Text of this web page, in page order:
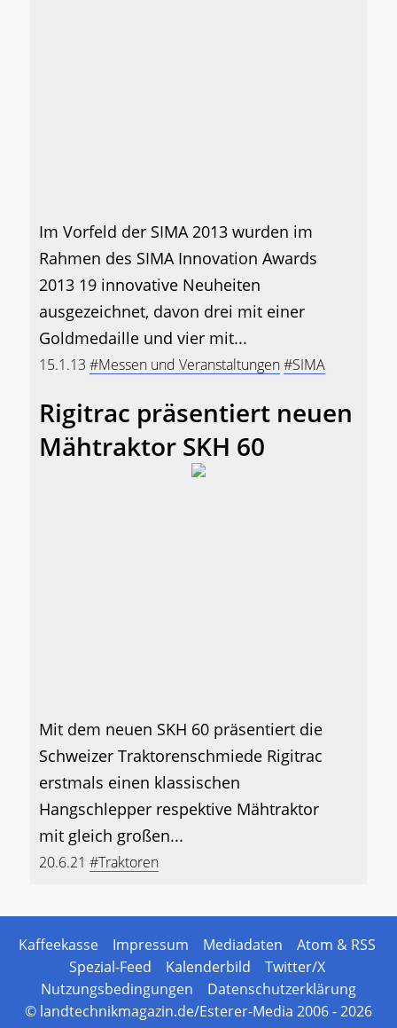
Im Vorfeld der SIMA 2013 wurden im
Rahmen des SIMA Innovation Awards
2013 19 innovative Neuheiten
ausgezeichnet, davon drei mit einer
Goldmedaille und vier mit...
15.1.13 #Messen und Veranstaltungen#SIMA
Rigitrac präsentiert neuen
Mähtraktor SKH 60
Mit dem neuen SKH 60 präsentiert die
Schweizer Traktorenschmiede Rigitrac
erstmals einen klassischen
Hangschlepper respektive Mähtraktor
mit gleich großen...
20.6.21 #Traktoren
Kaffeekasse Impressum Mediadaten
Atom & RSS
Spezial-Feed
Kalenderbild
Twitter/X
Nutzungsbedingungen
Datenschutzerklärung
© landtechnikmagazin.de/Esterer-Media 2006 - 2026